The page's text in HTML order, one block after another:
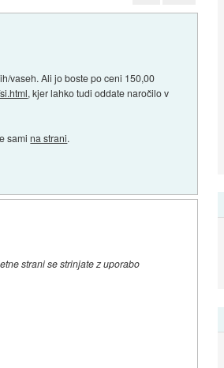
vaseh. Ali jo boste po ceni 150,00
, kjer lahko tudi oddate naročilo v
samina strani.
strani se strinjate z uporabo